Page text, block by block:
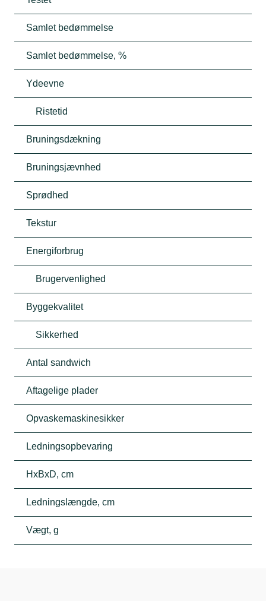
Samlet bedømmelse
Samlet bedømmelse, %
Ydeevne
Ristetid
Bruningsdækning
Bruningsjævnhed
Sprødhed
Tekstur
Energiforbrug
Brugervenlighed
Byggekvalitet
Sikkerhed
Antal sandwich
Aftagelige plader
Opvaskemaskinesikker
Ledningsopbevaring
HxBxD, cm
Ledningslængde, cm
Vægt, g